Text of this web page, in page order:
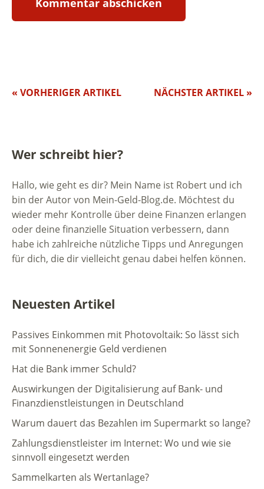
NÄCHSTER ARTIKEL »
« VORHERIGER ARTIKEL
Wer schreibt hier?
Hallo, wie geht es dir? Mein Name ist Robert und ich
bin der Autor von Mein-Geld-Blog.de. Möchtest du
wieder mehr Kontrolle über deine Finanzen erlangen
oder deine finanzielle Situation verbessern, dann
habe ich zahlreiche nützliche Tipps und Anregungen
für dich, die dir vielleicht genau dabei helfen können.
Neuesten Artikel
Passives Einkommen mit Photovoltaik: So lässt sich
mit Sonnenenergie Geld verdienen
Hat die Bank immer Schuld?
Auswirkungen der Digitalisierung auf Bank- und
Finanzdienstleistungen in Deutschland
Warum dauert das Bezahlen im Supermarkt so lange?
Zahlungsdienstleister im Internet: Wo und wie sie
sinnvoll eingesetzt werden
Sammelkarten als Wertanlage?